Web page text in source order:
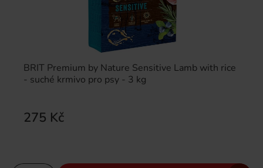
BRIT Premium by Nature Sensitive Lamb with rice
- suché krmivo pro psy - 3 kg
275 Kč